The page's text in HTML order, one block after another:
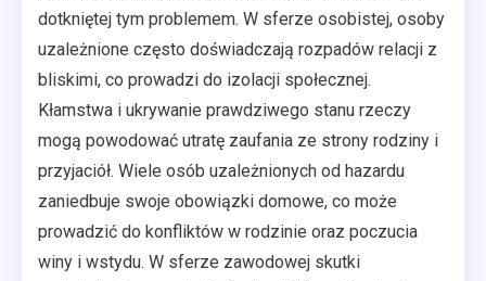
dotkniętej tym problemem. W sferze osobistej, osoby
uzależnione często doświadczają rozpadów relacji z
bliskimi, co prowadzi do izolacji społecznej.
Kłamstwa i ukrywanie prawdziwego stanu rzeczy
mogą powodować utratę zaufania ze strony rodziny i
przyjaciół. Wiele osób uzależnionych od hazardu
zaniedbuje swoje obowiązki domowe, co może
prowadzić do konfliktów w rodzinie oraz poczucia
winy i wstydu. W sferze zawodowej skutki